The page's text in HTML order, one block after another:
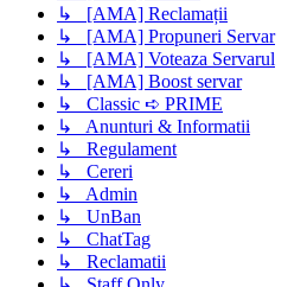
↳ [AMA] Reclamații
↳ [AMA] Propuneri Servar
↳ [AMA] Voteaza Servarul
↳ [AMA] Boost servar
↳ Classic ➪ PRIME
↳ Anunturi & Informatii
↳ Regulament
↳ Cereri
↳ Admin
↳ UnBan
↳ ChatTag
↳ Reclamatii